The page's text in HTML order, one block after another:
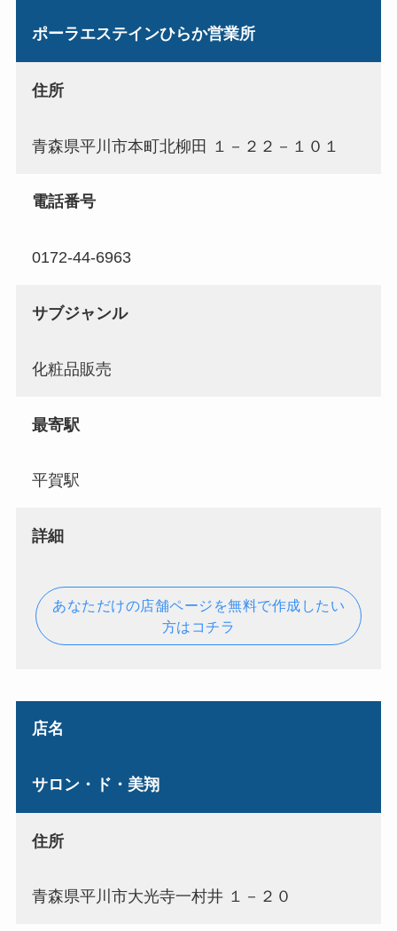
ポーラエステインひらか営業所
住所
青森県平川市本町北柳田 １－２２－１０１
電話番号
0172-44-6963
サブジャンル
化粧品販売
最寄駅
平賀駅
詳細
あなただけの店舗ページを無料で作成したい
方はコチラ
店名
サロン・ド・美翔
住所
青森県平川市大光寺一村井 １－２０